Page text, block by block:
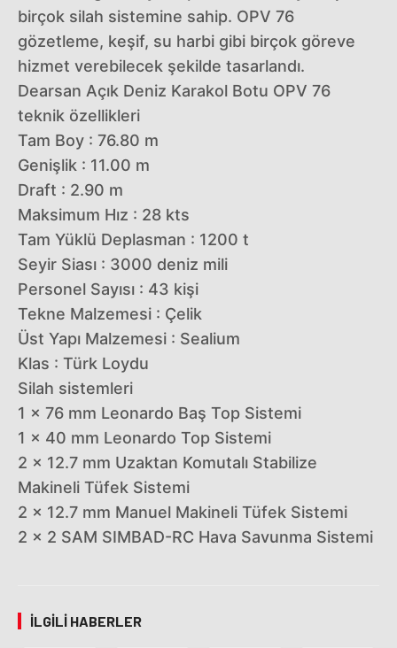
birçok silah sistemine sahip. OPV 76
gözetleme, keşif, su harbi gibi birçok göreve
hizmet verebilecek şekilde tasarlandı.
Dearsan Açık Deniz Karakol Botu OPV 76
teknik özellikleri
Tam Boy : 76.80 m
Genişlik : 11.00 m
Draft : 2.90 m
Maksimum Hız : 28 kts
Tam Yüklü Deplasman : 1200 t
Seyir Siası : 3000 deniz mili
Personel Sayısı : 43 kişi
Tekne Malzemesi : Çelik
Üst Yapı Malzemesi : Sealium
Klas : Türk Loydu
Silah sistemleri
1 x 76 mm Leonardo Baş Top Sistemi
1 x 40 mm Leonardo Top Sistemi
2 x 12.7 mm Uzaktan Komutalı Stabilize
Makineli Tüfek Sistemi
2 x 12.7 mm Manuel Makineli Tüfek Sistemi
2 x 2 SAM SIMBAD-RC Hava Savunma Sistemi
İLGILI HABERLER